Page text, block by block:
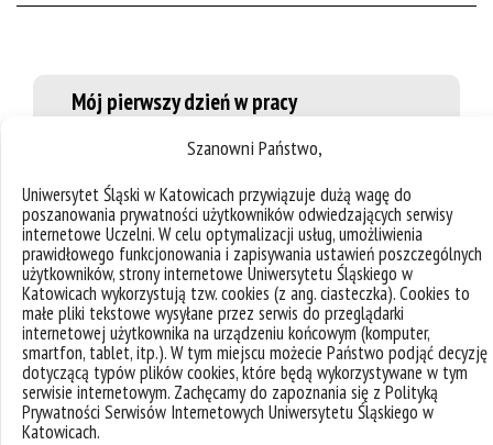
Szanowni Państwo,
Uniwersytet Śląski w Katowicach przywiązuje dużą wagę do
poszanowania prywatności użytkowników odwiedzających serwisy
internetowe Uczelni. W celu optymalizacji usług, umożliwienia
prawidłowego funkcjonowania i zapisywania ustawień poszczególnych
użytkowników, strony internetowe Uniwersytetu Śląskiego w
Katowicach wykorzystują tzw. cookies (z ang. ciasteczka). Cookies to
małe pliki tekstowe wysyłane przez serwis do przeglądarki
internetowej użytkownika na urządzeniu końcowym (komputer,
smartfon, tablet, itp.). W tym miejscu możecie Państwo podjąć decyzję
dotyczącą typów plików cookies, które będą wykorzystywane w tym
serwisie internetowym. Zachęcamy do zapoznania się z Polityką
Prywatności Serwisów Internetowych Uniwersytetu Śląskiego w
Katowicach.
Mój pierwszy dzień w pracy
Śląskiego był ekscytujący i bardzo miły. Poznałem
nowych współpracowników, którzy przyjęli mnie ciepło i
podzielili się swoim doświadczeniem w zakresie życia
akademickiego w Polsce. Rozmawialiśmy o moich
badaniach nad fizyką neutrin, zastanawiając się nad
możliwościami współpracy i kierunkami projektów. Przy
kawie dowiedziałem się więcej o metodach nauczania
w Polsce i o tym, jak zachęcają one studentów do
aktywnego udziału w zajęciach. Zwiedziłem sale
wykładowe i laboratoria, wyobrażając sobie, jak
wprowadzę do swoich zajęć zarówno podstawowe
pojęcia, jak i bardziej zaawansowane zagadnienia.